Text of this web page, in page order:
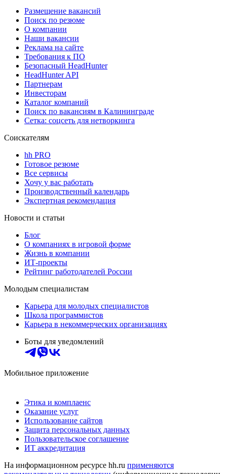
Размещение вакансий
Поиск по резюме
О компании
Наши вакансии
Реклама на сайте
Требования к ПО
Безопасный HeadHunter
HeadHunter API
Партнерам
Инвесторам
Каталог компаний
Поиск по вакансиям в Калининграде
Сетка: соцсеть для нетворкинга
Соискателям
hh PRO
Готовое резюме
Все сервисы
Хочу у вас работать
Производственный календарь
Экспертная рекомендация
Новости и статьи
Блог
О компаниях в игровой форме
Жизнь в компании
ИТ-проекты
Рейтинг работодателей России
Молодым специалистам
Карьера для молодых специалистов
Школа программистов
Карьера в некоммерческих организациях
Боты для уведомлений
Мобильное приложение
Этика и комплаенс
Оказание услуг
Использование сайтов
Защита персональных данных
Пользовательское соглашение
ИТ аккредитация
На информационном ресурсе hh.ru применяются